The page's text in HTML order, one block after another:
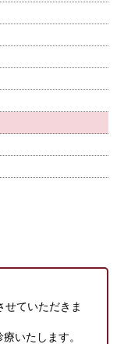
せていただきま
いたします。